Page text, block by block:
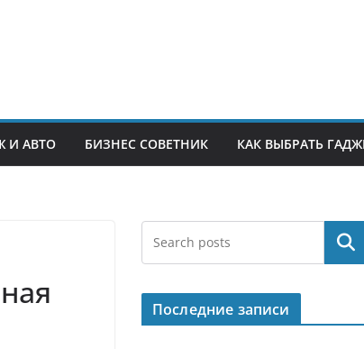
И АВТО БИЗНЕС СОВЕТНИК КАК ВЫБРАТЬ
Поиск
Последние записи